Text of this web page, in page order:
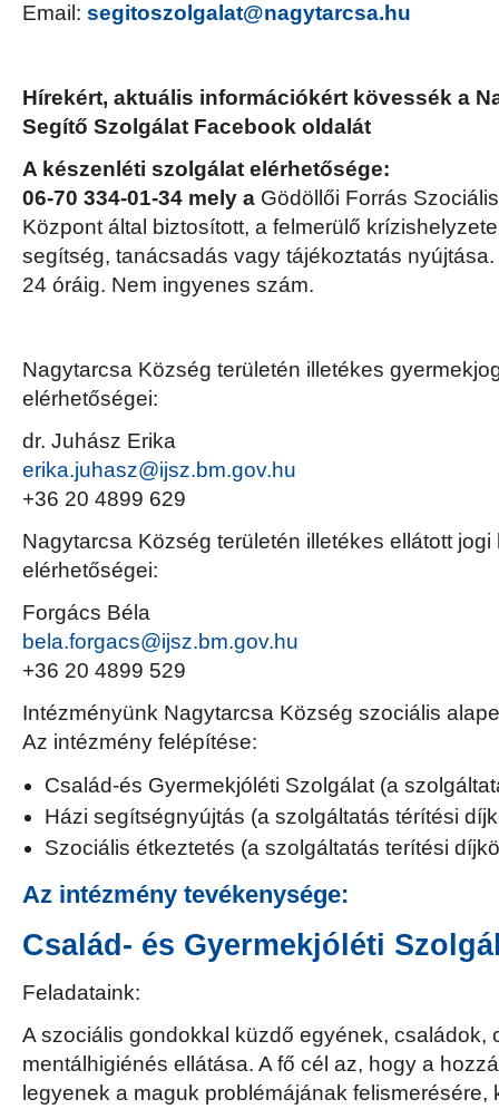
Email: segitoszolgalat@nagytarcsa.hu
Hírekért, aktuális információkért kövessék a
Segítő Szolgálat Facebook oldalát
A készenléti szolgálat elérhetősége:
06-70 334-01-34 mely a Gödöllői Forrás
Központ által biztosított, a felmerülő
segítség, tanácsadás vagy tájékoztatás
24 óráig. Nem ingyenes szám.
Nagytarcsa Község területén illetékes
elérhetőségei:
dr. Juhász Erika
erika.juhasz@ijsz.bm.gov.hu
+36 20 4899 629
Nagytarcsa Község területén illetékes ellátott
elérhetőségei:
Forgács Béla
bela.forgacs@ijsz.bm.gov.hu
+36 20 4899 529
Intézményünk Nagytarcsa Község szociális
Az intézmény felépítése:
Család-és Gyermekjóléti Szolgálat (a
Házi segítségnyújtás (a szolgáltatás térítési
Szociális étkeztetés (a szolgáltatás terítési
Az intézmény tevékenysége:
Család- és Gyermekjóléti
Feladataink:
A szociális gondokkal küzdő egyének, családok,
mentálhigiénés ellátása. A fő cél az, hogy a
legyenek a maguk problémájának felismerésére,